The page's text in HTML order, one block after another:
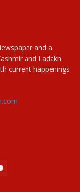
and a
and Ladakh
current happenings